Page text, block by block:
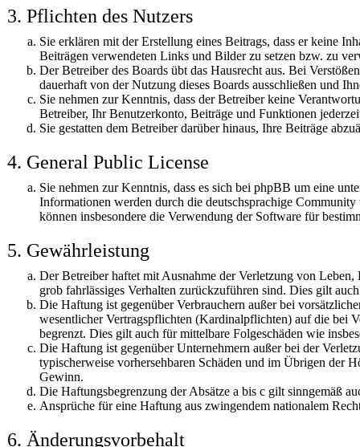
3. Pflichten des Nutzers
Sie erklären mit der Erstellung eines Beitrags, dass er keine
Beiträgen verwendeten Links und Bilder zu setzen bzw. zu
Der Betreiber des Boards übt das Hausrecht aus. Bei
dauerhaft von der Nutzung dieses Boards ausschließen und
Sie nehmen zur Kenntnis, dass der Betreiber keine
Betreiber, Ihr Benutzerkonto, Beiträge und Funktionen
Sie gestatten dem Betreiber darüber hinaus, Ihre Beiträge
4. General Public License
Sie nehmen zur Kenntnis, dass es sich bei phpBB um eine
Informationen werden durch die deutschsprachige
können insbesondere die Verwendung der Software für
5. Gewährleistung
Der Betreiber haftet mit Ausnahme der Verletzung von
grob fahrlässiges Verhalten zurückzuführen sind. Dies gilt
Die Haftung ist gegenüber Verbrauchern außer bei
wesentlicher Vertragspflichten (Kardinalpflichten) auf die bei
begrenzt. Dies gilt auch für mittelbare Folgeschäden wie
Die Haftung ist gegenüber Unternehmern außer bei der
typischerweise vorhersehbaren Schäden und im Übrigen der
Gewinn.
Die Haftungsbegrenzung der Absätze a bis c gilt sinngemäß
Ansprüche für eine Haftung aus zwingendem nationalem
6. Änderungsvorbehalt